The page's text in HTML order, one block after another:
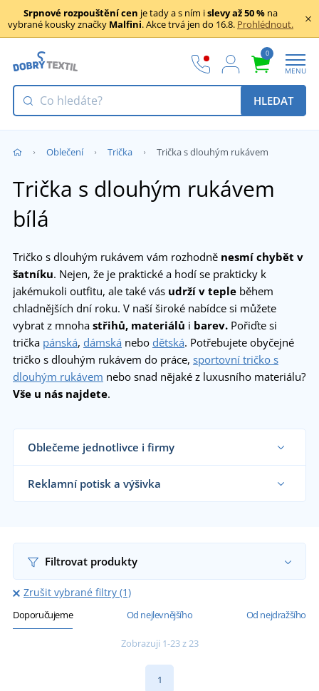
Srpnové rozpouštění cen je tady a s ním islevy až 50 % na
vybrané kousky značky Malfini. Akce trvá jen do 16.8. Prohlédnout.
0
MENU
HLEDAT
Oblečení Trička Trička s dlouhým rukávem
Trička s dlouhým rukávem
bílá
Tričko s dlouhým rukávem vám rozhodně nesmí chybět v
šatníku. Nejen, že je praktické a hodí se prakticky k
jakémukoli outfitu, ale také vás udrží v teple během
chladnějších dní roku. V naší široké nabídce si můžete
vybrat z mnoha střihů, materiálů i barev. Pořiďte si
trička pánská, dámská nebo dětská. Potřebujete obyčejné
tričko s dlouhým rukávem do práce, sportovní tričko s
dlouhým rukávem nebo snad nějaké z luxusního materiálu?
Vše u nás najdete.
Oblečeme jednotlivce i firmy
Dodáváme trička reklamním agenturám, firmám,
obchodníkům s textilem, školám i koncovým
zákazníkům již od 1 kusu.
Chci vědět více
Reklamní potisk a výšivka
Filtrovat produkty
Zrušit vybrané filtry (1)
Doporučujeme Od nejlevnějšího Od nejdražšího
Zobrazuji 1-23 z 23
1